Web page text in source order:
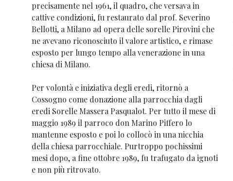
precisamente nel 1961, il quadro, che versava in
cattive condizioni, fu restaurato dal prof. Severino
Bellotti, a Milano ad opera delle sorelle Pirovini che
ne avevano riconosciuto il valore artistico, e rimase
esposto per lungo tempo alla venerazione in una
chiesa di Milano.
Per volontà e iniziativa degli eredi, ritornò a
Cossogno come donazione alla parrocchia dagli
eredi Sorelle Massera Pasqualot. Per tutto il mese di
maggio 1989 il parroco don Marino Piffero lo
mantenne esposto e poi lo collocò in una nicchia
della chiesa parrocchiale. Purtroppo pochissimi
mesi dopo, a fine ottobre 1989, fu trafugato da ignoti
e non più ritrovato.